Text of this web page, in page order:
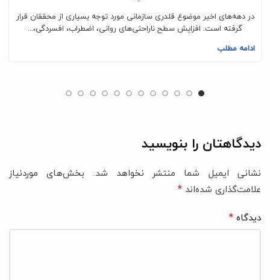
در دهه‌های اخیر موضوع قلدری سازمانی مورد توجه بسیاری از محققان قرار
گرفته است. افزایش سطح ناراحتی‌های روانی، اضطراب، افسردگی،...
ادامه مطلب
دیدگاهتان را بنویسید
نشانی ایمیل شما منتشر نخواهد شد.
بخش‌های موردنیاز
علامت‌گذاری شده‌اند *
دیدگاه*